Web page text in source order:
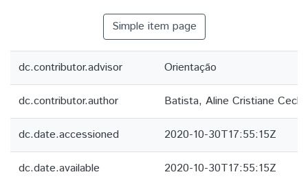
Simple item page
dc.contributor.advisor Orientação
dc.contributor.author Batista, Aline Cristiane
dc.date.accessioned 2020-10-30T17:55:15Z
dc.date.available 2020-10-30T17:55:15Z